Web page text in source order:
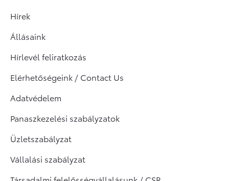
Hírek
Állásaink
Hírlevél feliratkozás
Elérhetőségeink / Contact Us
Adatvédelem
Panaszkezelési szabályzatok
Üzletszabályzat
Vállalási szabályzat